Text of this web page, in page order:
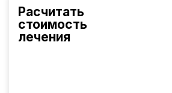
Расчитать
стоимость
лечения